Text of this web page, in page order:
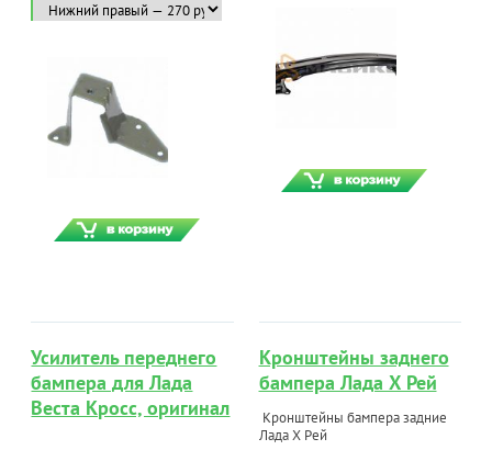
Усилитель переднего
бампера для Лада
Веста Кросс, оригинал
Кронштейны заднего
бампера Лада Х Рей
Кронштейны бампера задние
Лада Х Рей